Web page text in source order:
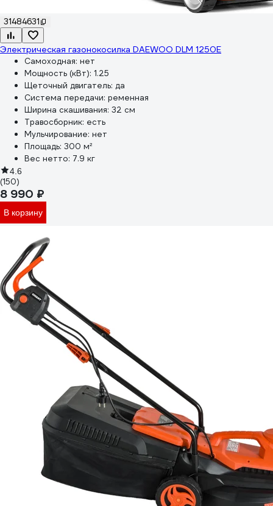
31484631
Электрическая газонокосилка DAEWOO DLM 1250E
Самоходная: нет
Мощность (кВт): 1.25
Щеточный двигатель: да
Система передачи: ременная
Ширина скашивания: 32 см
Травосборник: есть
Мульчирование: нет
Площадь: 300 м²
Вес нетто: 7.9 кг
4.6
(150)
8 990 ₽
В корзину